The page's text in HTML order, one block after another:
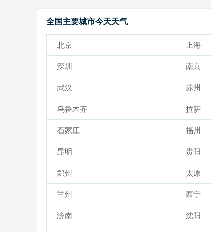
全国主要城市今天天气
北京 上海
深圳 南京
武汉 苏州
乌鲁木齐 拉萨
石家庄 福州
昆明 贵阳
郑州 太原
兰州 西宁
济南 沈阳